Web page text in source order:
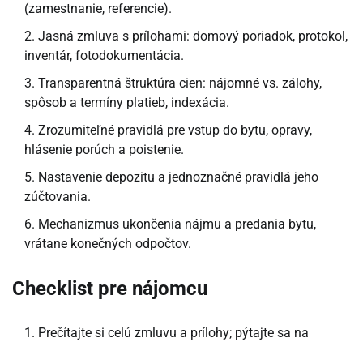
(zamestnanie, referencie).
Jasná zmluva s prílohami: domový poriadok, protokol,
inventár, fotodokumentácia.
Transparentná štruktúra cien: nájomné vs. zálohy,
spôsob a termíny platieb, indexácia.
Zrozumiteľné pravidlá pre vstup do bytu, opravy,
hlásenie porúch a poistenie.
Nastavenie depozitu a jednoznačné pravidlá jeho
zúčtovania.
Mechanizmus ukončenia nájmu a predania bytu,
vrátane konečných odpočtov.
Checklist pre nájomcu
Prečítajte si celú zmluvu a prílohy; pýtajte sa na